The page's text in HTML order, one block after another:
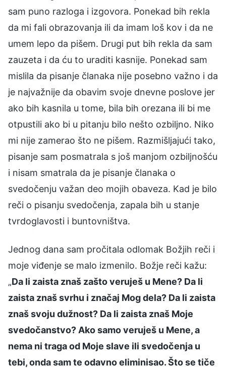
sam puno razloga i izgovora. Ponekad bih rekla
da mi fali obrazovanja ili da imam loš kov i da ne
umem lepo da pišem. Drugi put bih rekla da sam
zauzeta i da ću to uraditi kasnije. Ponekad sam
mislila da pisanje članaka nije posebno važno i da
je najvažnije da obavim svoje dnevne poslove jer
ako bih kasnila u tome, bila bih orezana ili bi me
otpustili ako bi u pitanju bilo nešto ozbiljno. Niko
mi nije zamerao što ne pišem. Razmišljajući tako,
pisanje sam posmatrala s još manjom ozbiljnošću
i nisam smatrala da je pisanje članaka o
svedočenju važan deo mojih obaveza. Kad je bilo
reči o pisanju svedočenja, zapala bih u stanje
tvrdoglavosti i buntovništva.
Jednog dana sam pročitala odlomak Božjih reči i
moje viđenje se malo izmenilo. Božje reči kažu:
„Da li zaista znaš zašto veruješ u Mene? Da li
zaista znaš svrhu i značaj Mog dela? Da li zaista
znaš svoju dužnost? Da li zaista znaš Moje
svedočanstvo? Ako samo veruješ u Mene, a
nema ni traga od Moje slave ili svedočenja u
tebi, onda sam te odavno eliminisao. Što se tiče